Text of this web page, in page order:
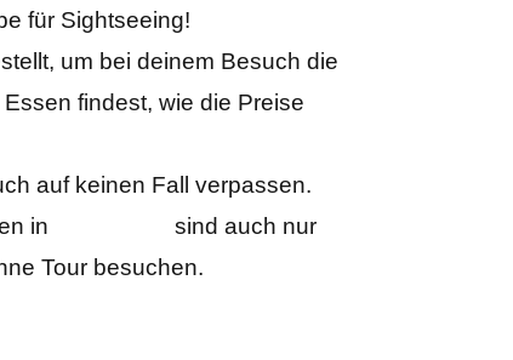
für Sightseeing!
um bei deinem Besuch die
findest, wie die Preise
auf keinen Fall verpassen.
in
sind auch nur
Tour besuchen.